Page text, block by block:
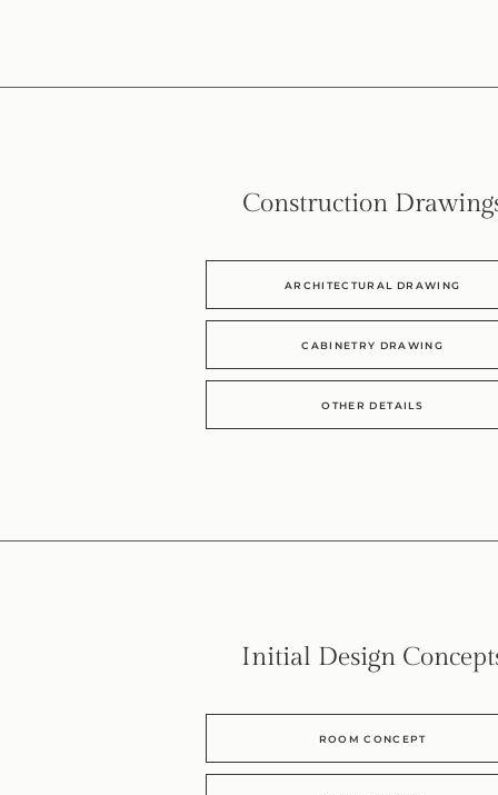
Construction
ARCHITECTURAL DRAWING
CABINETRY DRAWING
OTHER DETAILS
Initial Design
ROOM CONCEPT